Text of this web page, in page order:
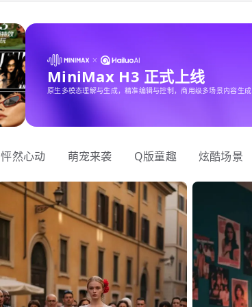
MiniMax H3 正式上线
原生多模态理解与生成，精准编辑与控制，商用级多场景内容生成
怦然心动 萌宠来袭 Q版童趣 炫酷场景